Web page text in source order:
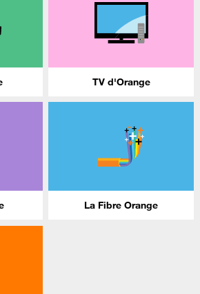
TV d'Orange
La Fibre Orange